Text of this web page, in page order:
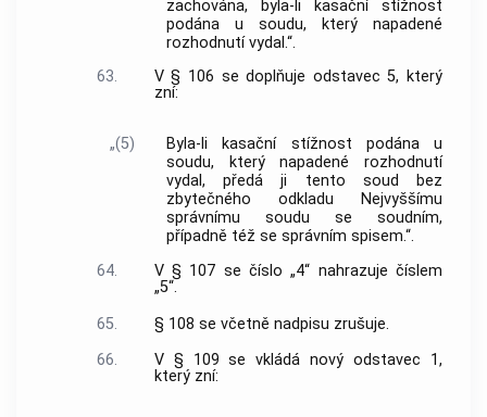
zachována, byla-li kasační stížnost
podána u soudu, který napadené
rozhodnutí vydal.“.
63.
V § 106 se doplňuje odstavec 5, který
zní:
„(5)
Byla-li kasační stížnost podána u
soudu, který napadené rozhodnutí
vydal, předá ji tento soud bez
zbytečného odkladu Nejvyššímu
správnímu soudu se soudním,
případně též se správním spisem.“.
64.
V § 107 se číslo „4“ nahrazuje číslem
„5“.
65.
§ 108 se včetně nadpisu zrušuje.
66.
V § 109 se vkládá nový odstavec 1,
který zní: